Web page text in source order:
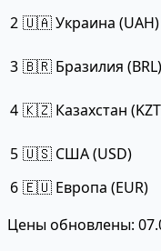
2 🇺🇦 Украина (UAH)
3 🇧🇷 Бразилия (BRL)
4 🇰🇿 Казахстан
5 🇺🇸 США (USD)
6 🇪🇺 Европа (EUR)
Цены обновлены: